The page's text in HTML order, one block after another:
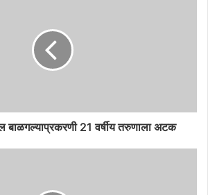
बाळगल्याप्रकरणी 21 वर्षीय तरुणाला अटक